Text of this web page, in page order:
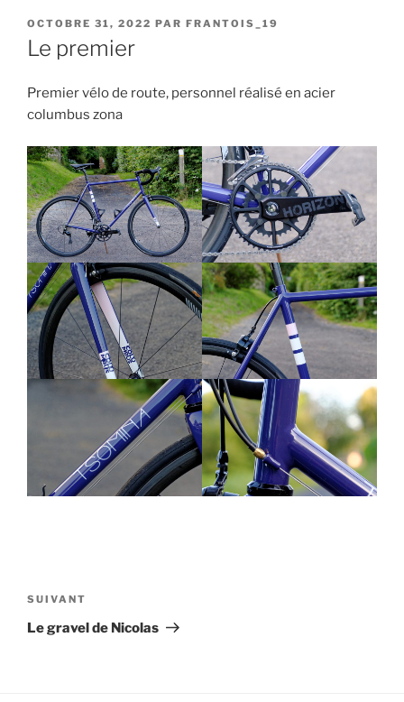
PUBLIÉ
LE
OCTOBRE 31, 2022 PAR FRANTOIS_19
Le premier
Premier vélo de route, personnel réalisé en acier
columbus zona
de
l’article
Article
suivant
SUIVANT
Le gravel de Nicolas